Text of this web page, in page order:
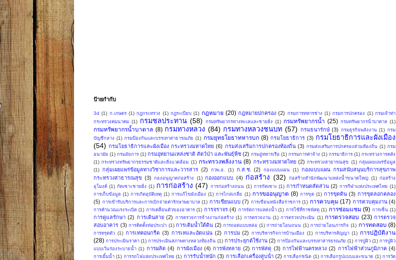
ป้ายกำกับ
3d (1) ก.เกษตร (1) กฎกระทรวง (1) กฎระเบียบ (1) กฎหมาย (20) กฎหมายปกครอง (2) กรมการทหารช่าง (1) กรมการปกครอง (1) กรมเจ้าท่า
กระทรวงคมนาคม (1) กรมชลประทาน (58) กรมทรัพยากรทางทะเลและชายฝั่ง (1) กรมทรัพยากรน้ำ (25) กรมทรัพยากรน้ําบาดาล (1)
กรมทรัพยากรน้ำบาดาล (8) กรมทางหลวง (84) กรมทางหลวงชนบท (57) กรมธนารักษ์ (3) กรมธุรกิจพลังงาน (1) กรม
บัญชีกลาง (1) กรมป้องกันและบรรเทาสาธารณภัย (1) กรมยุทธโยธาทหารบก (8) กรมโยธาธิการ (3) กรมโยธาธิการและผังเมือง
(54) กรมโยธาธิการและผังเมือง กระทรวงมหาดไทย (6) กรมส่งเสริมการปกครองท้องถิ่น (3) กรมส่งเสริมการปกครองส่วนท้องถิ่น (1) กรม
อนามัย (1) กรมอัยการ (1) กรมอุทยานแหล่งชาติ สัตว์ป่า และพันธุ์พืช (2) กรมอู่ทหารเรือ (1) กรรมการค่าจ้าง (1) กรรมาธิการ (1) กระทรวงการคลัง
(1) กระทรวงทรัพยากรธรรมชาติและสิ่งแวดล้อม (1) กระทรวงพลังงาน (8) กระทรวงมหาดไทย (2) กระทรวงสาธารณสุข (1) กลุ่มเผยแพร่ข้อมูล
(1) กลุ่มเผยแพร่ข้อมูลทางวิชาการและวารสาร (2) กวพ.อ. (1) ก.ส.ช. (2) กองแบบแผน (1) กองแบบแผน กรมสนับสนุนบริการสุขภาพ
กระทรวงสาธารณสุข (3) กองอนุญาตก่อสร้าง (1) กองออกแบบ (4) ก่อสร้าง (32) ก่อสร้างสำนักพัฒนาแหล่งน้ำขนาดใหญ่ (1) ก่อสร้าง
อุโมงค์ (1) กัดเซาะชายฝั่ง (1) การก่อสร้าง (47) การก่อสร้างถนน (1) การกัดเซาะ (1) การกําหนดสัดส่วน (2) การกีฬาแห่งประเทศไทย (1)
การเก็บข้อมูล (1) การเกิดอุบัติเหตุ (1) การแก้ไขผังเมือง (1) การไกล่เกลี่ย (1) การขออนุญาต (8) การขุด (1) การขุดดิน (3) การขุดลอกคลอง
(5) การเข้ารับบริการและการเบิกจ่ายค่ารักษาพยาบาล (1) การเขียนแบบ (7) การเขียนหนังสือราชการ (1) การควบคุม (17) การควบคุมงาน (4)
การคำนวณแรงระเบิด (1) การเคลื่อนตัวของอาคาร (1) การจราจร (4) การจัดการแหล่งน้ำ (1) การใช้ที่ราชพัสดุ (1) การซ่อมแซม (9) การเซ็น (1)
การดูแลรักษา (2) การเดินสาย (2) การตรวจการจ้างงานก่อสร้าง (1) การตรวจงาน (1) การตรวจประเมิน (1) การตรวจสอบ (23) การตรวจ
สอบอาคาร (3) การติดตั้งท่อประปา (1) การเติมน้ำใต้ดิน (2) การถอดแบบหล่อ (1) การถ่ายโอนถนน (1) การถ่ายโอนภารกิจ (1) การทดสอบ (8)
การทรุดตัว (1) การเทคอนกรีต (3) การเทและอัดแน่น (2) การบ่ม (2) การบริหารกิจการบ้านเมือง (1) การบริหารสัญญา (1) การปฏิบัติงาน
(28) การประเมินราคา (1) การประเมินสภาพทางหลวงท้องถิ่น (1) การประยุกต์ใช้งาน (2) การป้องกันและบรรเทาสารธรณภัย (1) การปูผิว (1) การปูผิว
แบบเว้นร่องระบายน้ำ (1) การผลิต (4) การผังเมือง (4) การพังทลาย (2) การพัสดุ (3) การไฟฟ้านครหลวง (2) การไฟฟ้าส่วนภูมิภาค (4)
การเยิ้มน้ำ (1) การรถไฟแห่งประเทศไทย (1) การรับน้ำหนัก (3) การเลือกเครื่องสูบน้ํา (2) การเลือกชนิด (1) การเลือกรูปแบบและขนาด (1) การวัด